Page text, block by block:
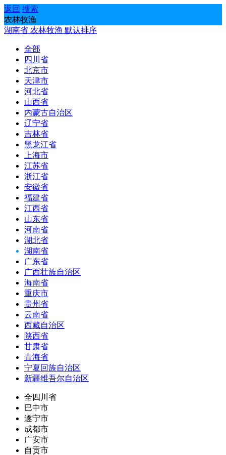
返回 搜索
农林牧渔
湖南省 农林牧渔 默认排序
全部
四川省
北京市
天津市
河北省
山西省
内蒙古自治区
辽宁省
吉林省
黑龙江省
上海市
江苏省
浙江省
安徽省
福建省
江西省
山东省
河南省
湖北省
湖南省
广东省
广西壮族自治区
海南省
重庆市
贵州省
云南省
西藏自治区
陕西省
甘肃省
青海省
宁夏回族自治区
新疆维吾尔自治区
全四川省
巴中市
遂宁市
成都市
广安市
自贡市